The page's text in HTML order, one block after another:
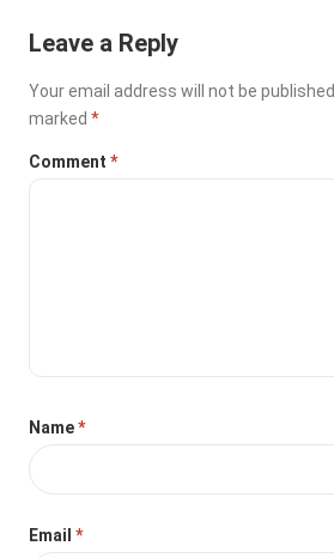
Leave a Reply
Your email address will not be published.
marked*
Comment*
Name*
Email*